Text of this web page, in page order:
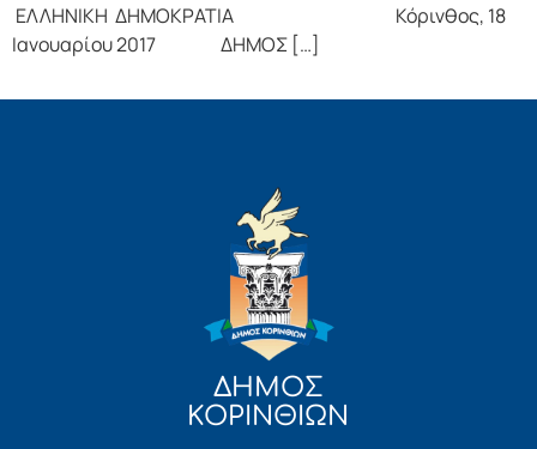
ΕΛΛΗΝΙΚΗ ΔΗΜΟΚΡΑΤΙΑ Κόρινθος, 18
Ιανουαρίου 2017 ΔΗΜΟΣ […]
ΔΗΜΟΣ
ΚΟΡΙΝΘΙΩΝ